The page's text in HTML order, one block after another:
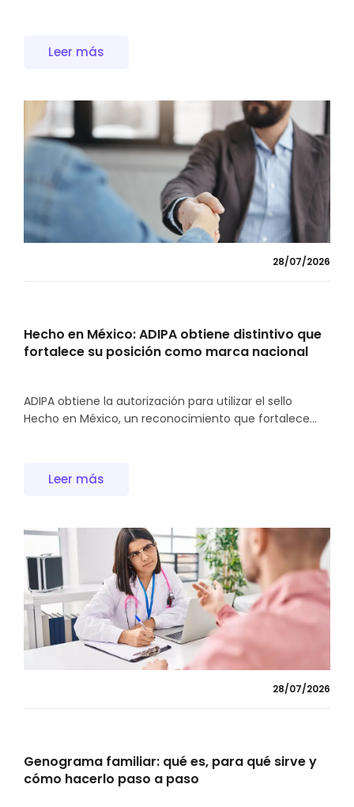
Leer más
28/07/2026
Hecho en México: ADIPA obtiene distintivo que
fortalece su posición como marca nacional
ADIPA obtiene la autorización para utilizar el sello
Hecho en México, un reconocimiento que fortalece...
Leer más
28/07/2026
Genograma familiar: qué es, para qué sirve y
cómo hacerlo paso a paso